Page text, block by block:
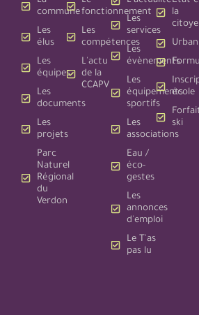
commune
Les
élus
Les
équipes
Les
documents
Les
projets
Parc
Naturel
Régional
du
Verdon
fonctionnement
Les
compétences
L'actu
de la
CCAPV
Les
services
Les
évènements
Les
équipements
sportifs
Les
associations
Eau /
éco-
gestes
Les
annonces
d'emploi
Le T'as
pas lu
la
école
ski